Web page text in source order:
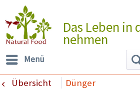
Das Leben in
nehmen
Menü
Übersicht Dünger